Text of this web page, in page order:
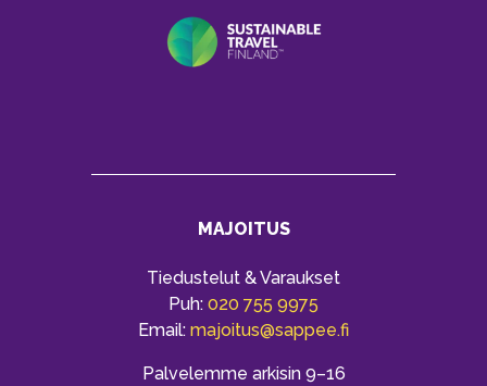
MAJOITUS
Tiedustelut & Varaukset
Puh: 020 755 9975
Email: majoitus@sappee.fi
Palvelemme arkisin 9–16